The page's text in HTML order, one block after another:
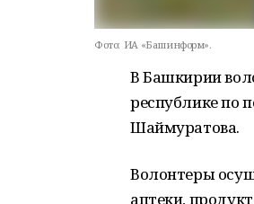
Фото: ИА «Башинформ».
В Башкирии
республике по
Шаймуратова.
Волонтеры
аптеки,